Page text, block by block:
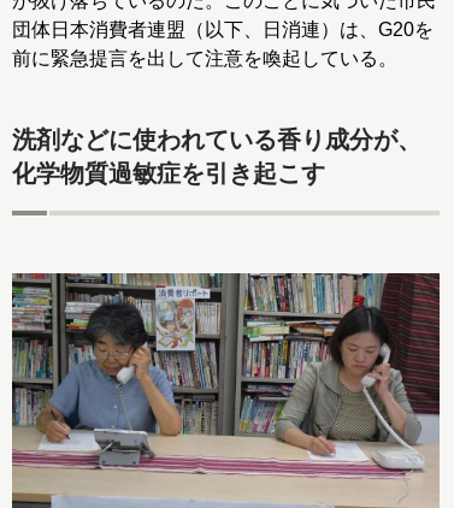
団体日本消費者連盟（以下、日消連）は、G20を
前に緊急提言を出して注意を喚起している。
洗剤などに使われている香り成分が、
化学物質過敏症を引き起こす